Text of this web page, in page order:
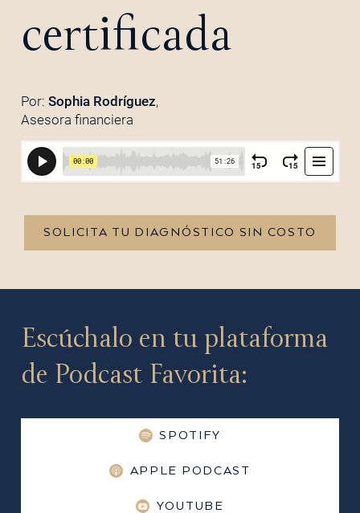
certificada
Por: Sophia Rodríguez,
Asesora financiera
SOLICITA TU DIAGNÓSTICO SIN COSTO
Escúchalo en tu plataforma
de Podcast Favorita:
SPOTIFY
APPLE PODCAST
YOUTUBE